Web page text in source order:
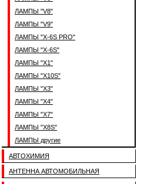
ЛАМПЫ "V8"
ЛАМПЫ "V9"
ЛАМПЫ "X-6S PRO"
ЛАМПЫ "X-6S"
ЛАМПЫ "X1"
ЛАМПЫ "X10S"
ЛАМПЫ "X3"
ЛАМПЫ "X4"
ЛАМПЫ "X7"
ЛАМПЫ "X8S"
ЛАМПЫ другие
АВТОХИМИЯ
АНТЕННА АВТОМОБИЛЬНАЯ